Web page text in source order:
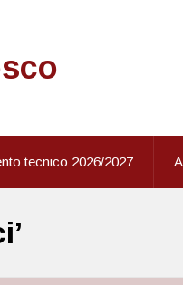
tecnico 2026/2027